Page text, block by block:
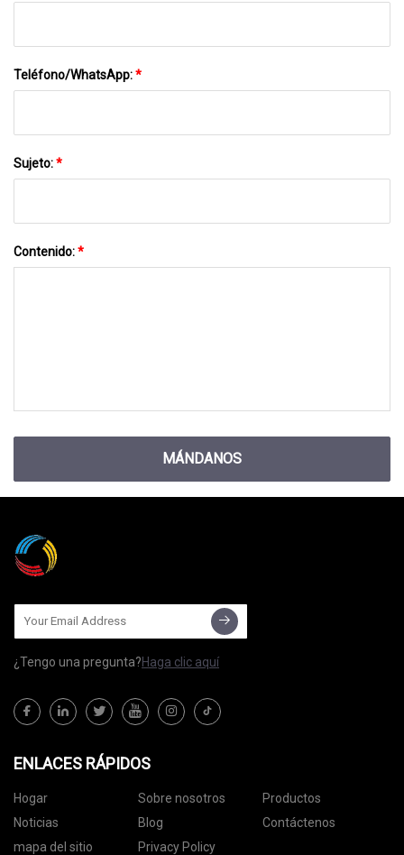
Teléfono/WhatsApp:*
Sujeto:*
Contenido:*
MÁNDANOS
¿Tengo una pregunta?Haga clic aquí
ENLACES RÁPIDOS
Hogar Sobre nosotros
Productos
Noticias
Blog
Contáctenos
mapa del sitio
Privacy Policy